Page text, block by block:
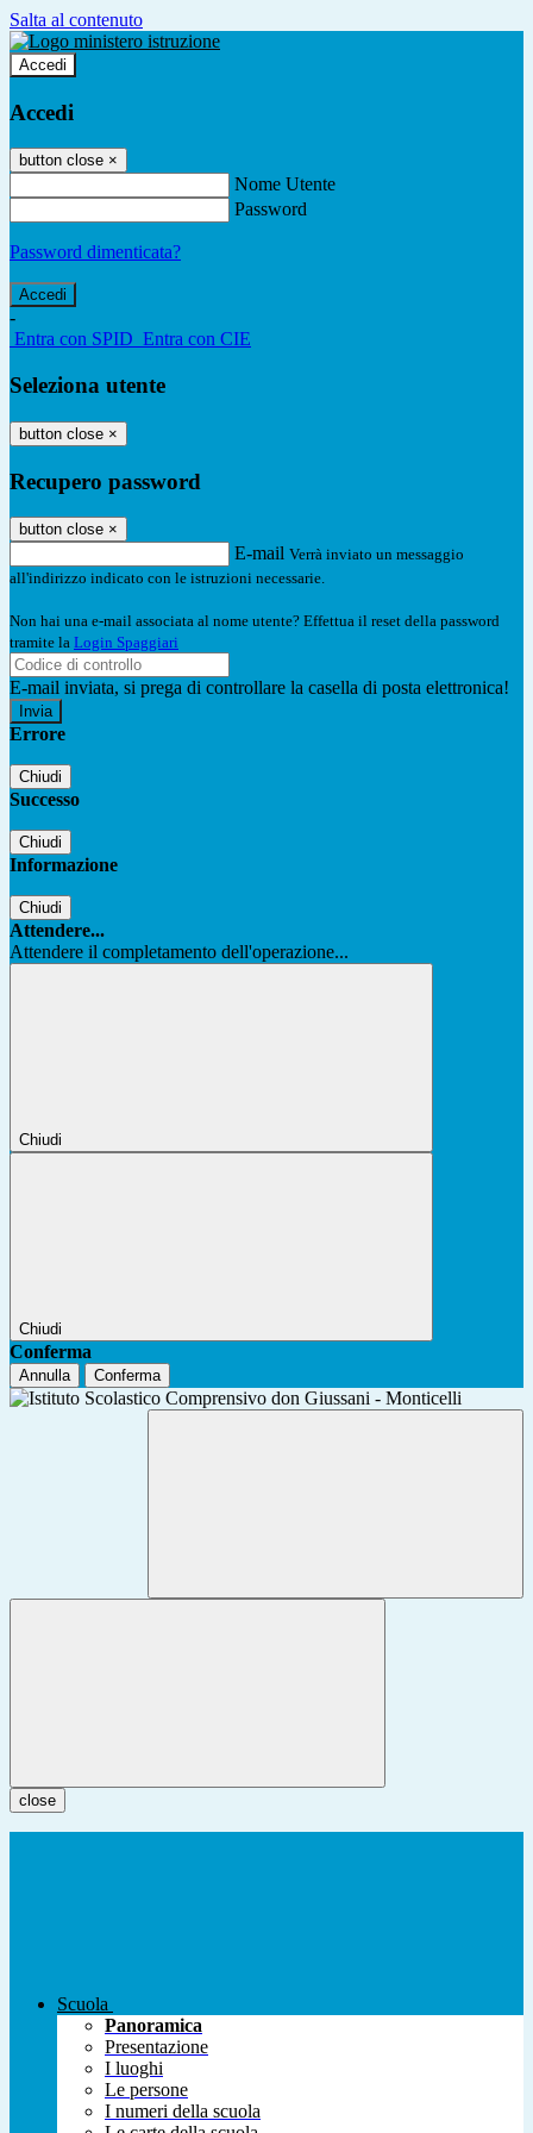
Salta al contenuto
Accedi
Accedi
button close ×
Nome Utente
Password
Password dimenticata?
-
Entra con SPID Entra con CIE
Seleziona utente
button close ×
Recupero password
button close ×
E-mail Verrà inviato un messaggio
all'indirizzo indicato con le istruzioni necessarie.
Non hai una e-mail associata al nome utente? Effettua il reset della password
tramite la Login Spaggiari
E-mail inviata, si prega di controllare la casella di posta elettronica!
Errore
Chiudi
Successo
Chiudi
Informazione
Chiudi
Attendere...
Attendere il completamento dell'operazione...
Chiudi
Chiudi
Conferma
Annulla Conferma
close
Scuola
Panoramica
Presentazione
I luoghi
Le persone
I numeri della scuola